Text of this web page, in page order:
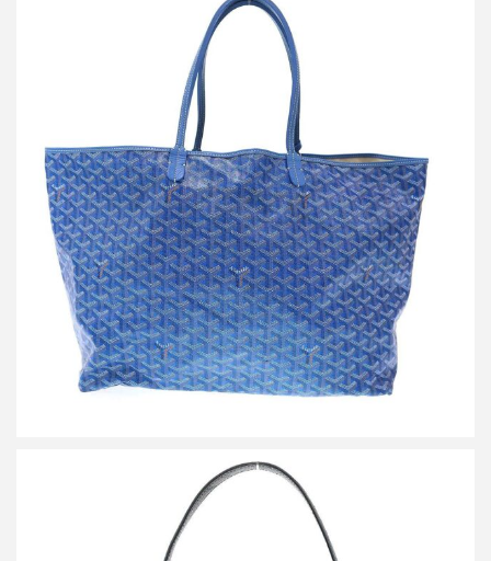
ゴヤール Saint Louis GM サンルイ トートバッグ
買取金額127,000円
詳しく見る